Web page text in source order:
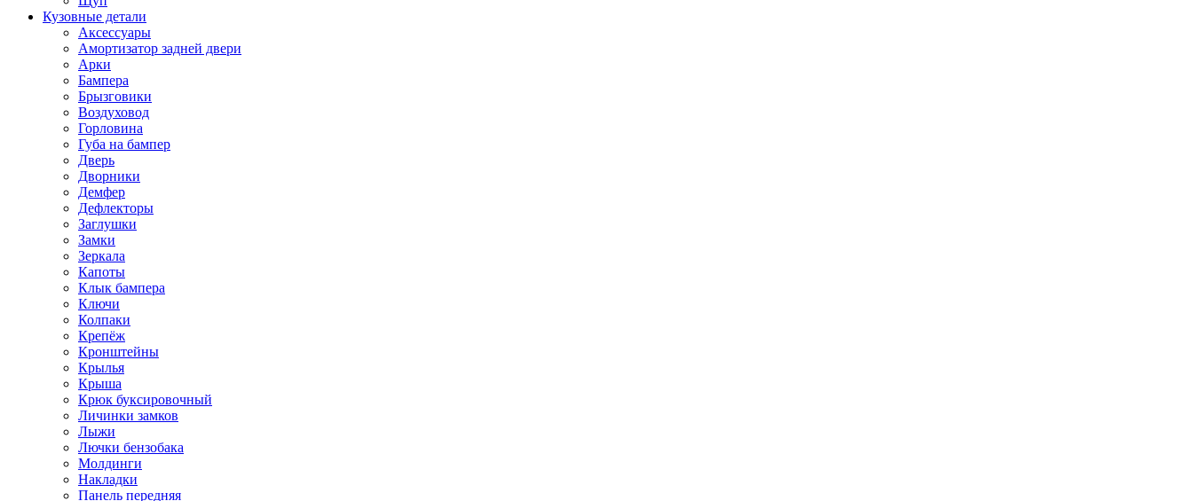
Кузовные детали
Аксессуары
Амортизатор задней двери
Арки
Бампера
Брызговики
Воздуховод
Горловина
Губа на бампер
Дверь
Дворники
Демфер
Дефлекторы
Заглушки
Замки
Зеркала
Капоты
Клык бампера
Ключи
Колпаки
Крепёж
Кронштейны
Крылья
Крыша
Крюк буксировочный
Личинки замков
Лыжи
Лючки бензобака
Молдинги
Накладки
Панель передняя